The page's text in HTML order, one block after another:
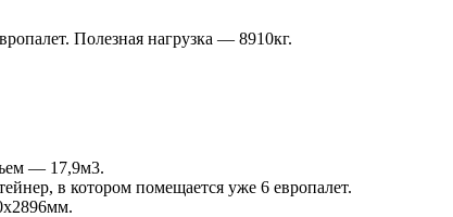
Полезная нагрузка — 8910кг.
— 17,9м3.
в котором помещается уже 6 европалет.